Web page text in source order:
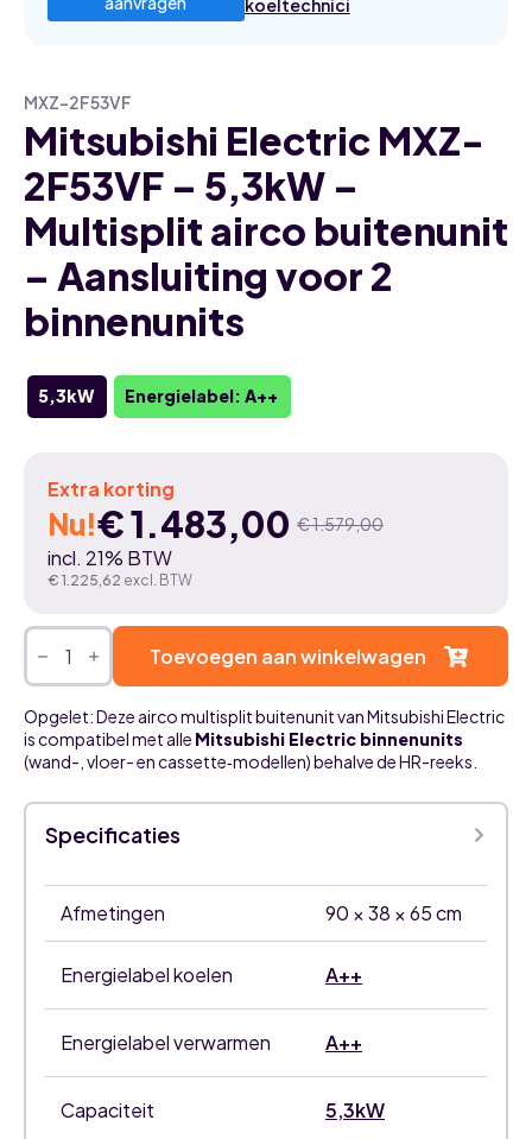
koeltechnici
MXZ-2F53VF
Mitsubishi Electric MXZ-
2F53VF – 5,3kW –
Multisplit airco buitenunit
– Aansluiting voor 2
binnenunits
5,3kW Energielabel: A++
Extra korting
Nu! €1.579,00
Oorspronkelijke
prijs
was:
€ 1.579,00.
€1.483,00
Huidige
prijs
is:
€ 1.483,00.
incl. 21% BTW
€ 1.225,62 excl. BTW
Mitsubishi
Electric
MXZ-
2F53VF
-
5,3kW
-
Multisplit
buitenunit
Aansluiting
binnenunits
aantal
Toevoegen aan winkelwagen
Opgelet: Deze airco multisplit buitenunit van Mitsubishi Electric
is compatibel met alle Mitsubishi Electric binnenunits
(wand-, vloer- en cassette‑modellen) behalve de HR-reeks.
Specificaties
Afmetingen 90 × 38 × 65 cm
Energielabel koelen A++
Energielabel verwarmen A++
Capaciteit 5,3kW